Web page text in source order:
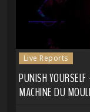
Live Reports
PUNISH
MACHINE DU